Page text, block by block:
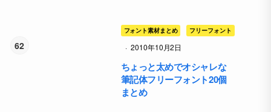
フォント素材まとめ フリーフォント
· 2010年10月2日
ちょっと太めでオシャレな
筆記体フリーフォント20個
まとめ